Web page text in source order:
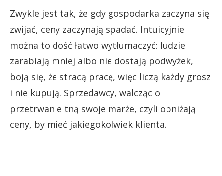
Zwykle jest tak, że gdy gospodarka zaczyna się
zwijać, ceny zaczynają spadać. Intuicyjnie
można to dość łatwo wytłumaczyć: ludzie
zarabiają mniej albo nie dostają podwyżek,
boją się, że stracą pracę, więc liczą każdy grosz
i nie kupują. Sprzedawcy, walcząc o
przetrwanie tną swoje marże, czyli obniżają
ceny, by mieć jakiegokolwiek klienta.